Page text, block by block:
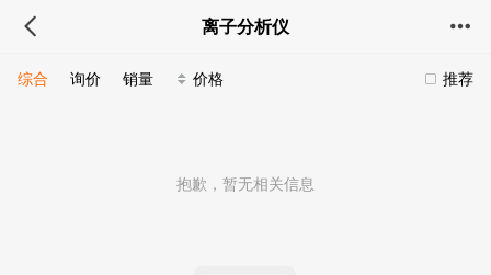
离子分析仪
推荐
综合 询价 销量 价格
抱歉，暂无相关信息